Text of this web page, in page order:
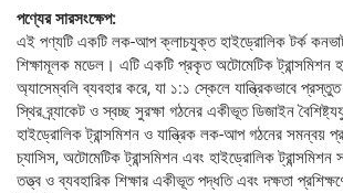
পণ্যের সারসংক্ষেপ:
এই পণ্যটি একটি লক-আপ ক্লাচযুক্ত হাইড্রোলিক টর্ক
শিক্ষামূলক মডেল। এটি একটি প্রকৃত অটোমেটিক ট্রান্সমিশন
অ্যাসেম্বলি ব্যবহার করে, যা ১:১ স্কেলে যান্ত্রিকভাবে
স্থির ব্র্যাকেট ও স্বচ্ছ সুরক্ষা গঠনের একীভূত ডিজাইন
হাইড্রোলিক ট্রান্সমিশন ও যান্ত্রিক লক-আপ গঠনের সমন্বয়
চ্যাসিস, অটোমেটিক ট্রান্সমিশন এবং হাইড্রোলিক ট্রান্সমিশন
তত্ত্ব ও ব্যবহারিক শিক্ষার একীভূত পদ্ধতি এবং দক্ষতা